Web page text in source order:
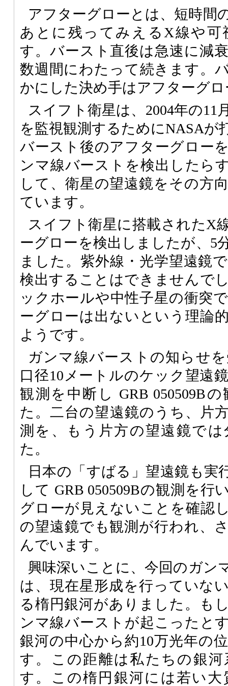
アフターグローとは、短時間
あとに残ってみえるX線や可
す。バースト直後は急速に減
数週間にわたって続きます。
かにした決め手はアフターグ
スイフト衛星は、2004年の11
を監視観測するためにNASAが
バースト後のアフターグロー
ンマ線バーストを検出したら
して、衛星の望遠鏡をその方
ています。
スイフト衛星に搭載されたX
ーグローを検出しましたが、5
ました。紫外線・光学望遠鏡
検出することはできませんで
ックホールや中性子星の衝突
ーグローは出ないという理論
ようです。
ガンマ線バーストの知らせ
口径10メートルのケック望遠
観測を中断し GRB 050509B
た。二台の望遠鏡のうち、片
測を、もう片方の望遠鏡で
た。
日本の「すばる」望遠鏡も実
して GRB 050509Bの観測を行
グローが見えないことを確認
の望遠鏡でも観測が行われ、
んでいます。
興味深いことに、今回のガン
は、現在星形成を行っていな
る楕円銀河がありました。も
ンマ線バーストが起こったと
銀河の中心から約10万光年の
す。この距離は私たちの銀
す。この楕円銀河には若い